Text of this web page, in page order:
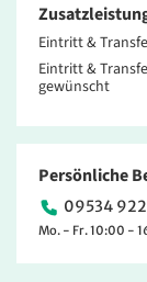
Eintritt &
Eintritt &
gewünscht
Persönliche
09534
Mo. - Fr. 10:00 -